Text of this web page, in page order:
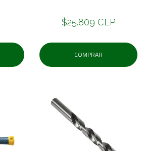
$25.809 CLP
COMPRAR